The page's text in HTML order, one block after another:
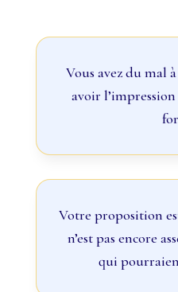
Vous avez du mal
avoir
Votre proposition
n’est pas encore
qui